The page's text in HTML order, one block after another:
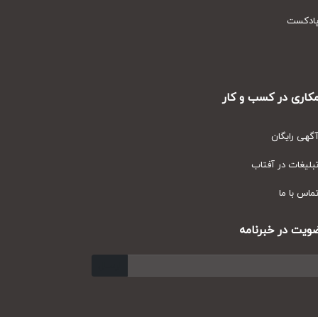
در کسب و کار
رایگان
در آفتاب
با ما
در خبرنامه